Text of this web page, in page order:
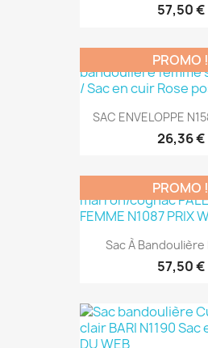
57,50 €
SAC ENVELOPPE
26,36 €
PROMO !
Sac À Bandoulière
57,50 €
PROMO !